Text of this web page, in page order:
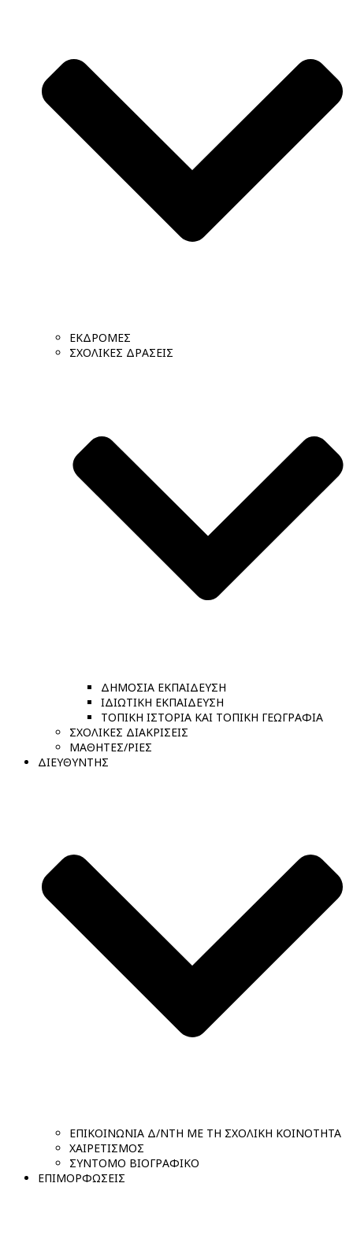
ΕΚΔΡΟΜΕΣ
ΣΧΟΛΙΚΕΣ ΔΡΑΣΕΙΣ
ΔΗΜΟΣΙΑ ΕΚΠΑΙΔΕΥΣΗ
ΙΔΙΩΤΙΚΗ ΕΚΠΑΙΔΕΥΣΗ
ΤΟΠΙΚΗ ΙΣΤΟΡΙΑ ΚΑΙ ΤΟΠΙΚΗ ΓΕΩΓΡΑΦΙΑ
ΣΧΟΛΙΚΕΣ ΔΙΑΚΡΙΣΕΙΣ
ΜΑΘΗΤΕΣ/ΡΙΕΣ
ΔΙΕΥΘΥΝΤΗΣ
ΕΠΙΚΟΙΝΩΝΙΑ Δ/ΝΤΗ ΜΕ ΤΗ ΣΧΟΛΙΚΗ ΚΟΙΝΟΤΗΤΑ
ΧΑΙΡΕΤΙΣΜΟΣ
ΣΥΝΤΟΜΟ ΒΙΟΓΡΑΦΙΚΟ
ΕΠΙΜΟΡΦΩΣΕΙΣ